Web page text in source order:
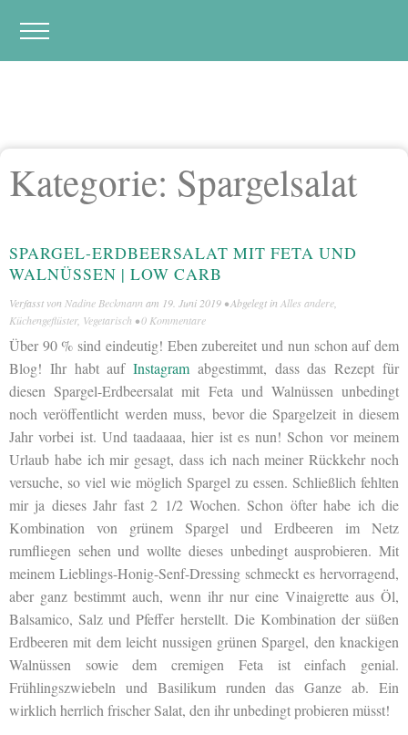
Kategorie: Spargelsalat
SPARGEL-ERDBEERSALAT MIT FETA UND
WALNÜSSEN | LOW CARB
Verfasst von Nadine Beckmann am 19. Juni 2019 • Abgelegt in Alles andere
Küchengeflüster, Vegetarisch •0 Kommentare
Über 90 % sind eindeutig! Eben zubereitet und nun schon auf dem
Blog! Ihr habt aufInstagram abgestimmt, dass das Rezept für
diesen Spargel-Erdbeersalat mit Feta und Walnüssen unbedingt
noch veröffentlicht werden muss, bevor die Spargelzeit in diesem
Jahr vorbei ist. Und taadaaaa, hier ist es nun! Schon vor meinem
Urlaub habe ich mir gesagt, dass ich nach meiner Rückkehr noch
versuche, so viel wie möglich Spargel zu essen. Schließlich fehlten
mir ja dieses Jahr fast 2 1/2 Wochen. Schon öfter habe ich die
Kombination von grünem Spargel und Erdbeeren im Netz
rumfliegen sehen und wollte dieses unbedingt ausprobieren. Mit
meinem Lieblings-Honig-Senf-Dressing schmeckt es hervorragend,
aber ganz bestimmt auch, wenn ihr nur eine Vinaigrette aus Öl,
Balsamico, Salz und Pfeffer herstellt. Die Kombination der süßen
Erdbeeren mit dem leicht nussigen grünen Spargel, den knackigen
Walnüssen sowie dem cremigen Feta ist einfach genial.
Frühlingszwiebeln und Basilikum runden das Ganze ab. Ein
wirklich herrlich frischer Salat, den ihr unbedingt probieren müsst!